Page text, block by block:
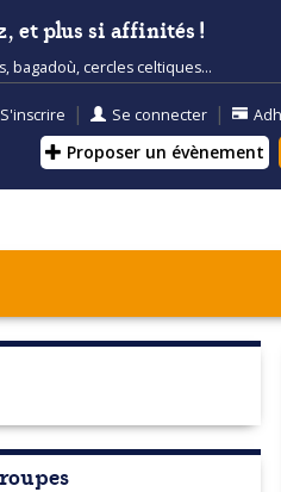
et plus si affinités !
bagadoù, cercles celtiques...
S'inscrire | Se connecter |
Proposer un évènement